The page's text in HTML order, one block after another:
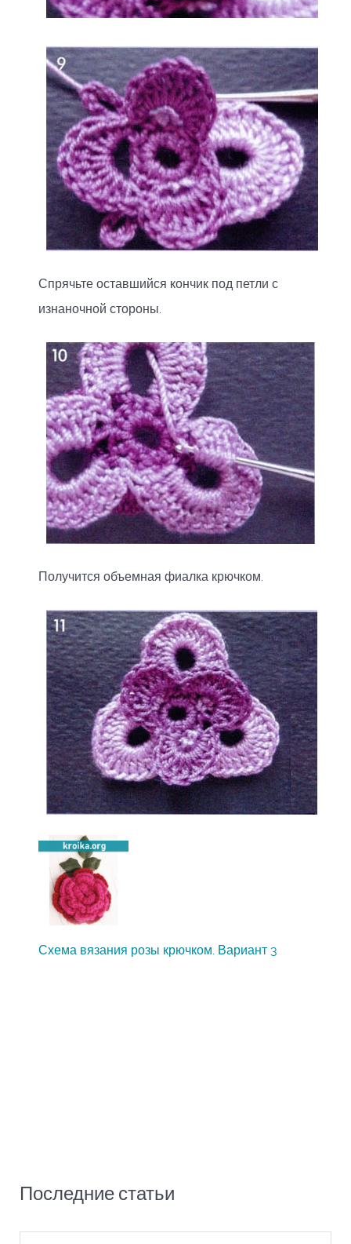
Спрячьте оставшийся кончик под петли с
изнаночной стороны.
Получится объемная фиалка крючком.
Схема вязания розы крючком. Вариант 3
Последние статьи